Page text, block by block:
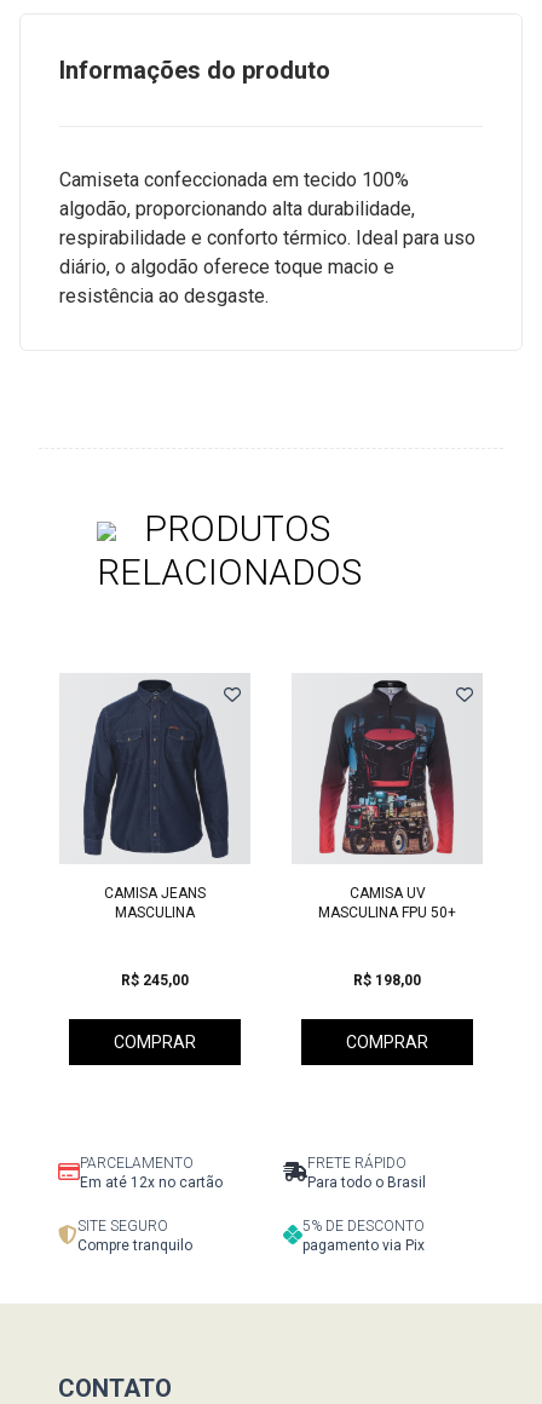
Informações do produto
Camiseta confeccionada em tecido 100%
algodão, proporcionando alta durabilidade,
respirabilidade e conforto térmico. Ideal para uso
diário, o algodão oferece toque macio e
resistência ao desgaste.
PRODUTOS
RELACIONADOS
CAMISA JEANS
MASCULINA
R$ 245,00
COMPRAR
CAMISA UV
MASCULINA FPU 50+
R$ 198,00
COMPRAR
PARCELAMENTO
Em até 12x no cartão
FRETE RÁPIDO
Para todo o Brasil
SITE SEGURO
Compre tranquilo
5% DE DESCONTO
pagamento via Pix
CONTATO